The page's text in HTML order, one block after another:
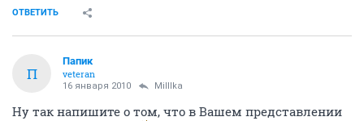
ОТВЕТИТЬ
П
Папик
veteran
16 января 2010 Milllka
Ну так напишите о том, что в Вашем представлении